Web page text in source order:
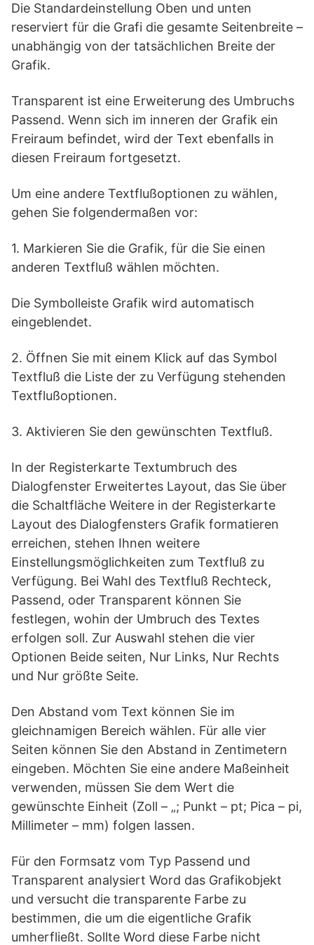
Die Standardeinstellung Oben und unten
reserviert für die Grafi die gesamte Seitenbreite –
unabhängig von der tatsächlichen Breite der
Grafik.
Transparent ist eine Erweiterung des Umbruchs
Passend. Wenn sich im inneren der Grafik ein
Freiraum befindet, wird der Text ebenfalls in
diesen Freiraum fortgesetzt.
Um eine andere Textflußoptionen zu wählen,
gehen Sie folgendermaßen vor:
1. Markieren Sie die Grafik, für die Sie einen
anderen Textfluß wählen möchten.
Die Symbolleiste Grafik wird automatisch
eingeblendet.
2. Öffnen Sie mit einem Klick auf das Symbol
Textfluß die Liste der zu Verfügung stehenden
Textflußoptionen.
3. Aktivieren Sie den gewünschten Textfluß.
In der Registerkarte Textumbruch des
Dialogfenster Erweitertes Layout, das Sie über
die Schaltfläche Weitere in der Registerkarte
Layout des Dialogfensters Grafik formatieren
erreichen, stehen Ihnen weitere
Einstellungsmöglichkeiten zum Textfluß zu
Verfügung. Bei Wahl des Textfluß Rechteck,
Passend, oder Transparent können Sie
festlegen, wohin der Umbruch des Textes
erfolgen soll. Zur Auswahl stehen die vier
Optionen Beide seiten, Nur Links, Nur Rechts
und Nur größte Seite.
Den Abstand vom Text können Sie im
gleichnamigen Bereich wählen. Für alle vier
Seiten können Sie den Abstand in Zentimetern
eingeben. Möchten Sie eine andere Maßeinheit
verwenden, müssen Sie dem Wert die
gewünschte Einheit (Zoll – „; Punkt – pt; Pica – pi,
Millimeter – mm) folgen lassen.
Für den Formsatz vom Typ Passend und
Transparent analysiert Word das Grafikobjekt
und versucht die transparente Farbe zu
bestimmen, die um die eigentliche Grafik
umherfließt. Sollte Word diese Farbe nicht